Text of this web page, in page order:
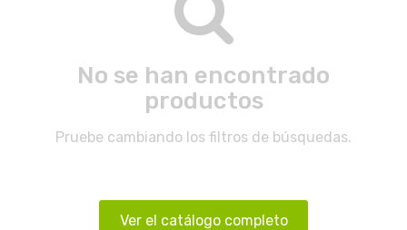
No se han encontrado
productos
Pruebe cambiando los filtros de búsquedas.
Ver el catálogo completo